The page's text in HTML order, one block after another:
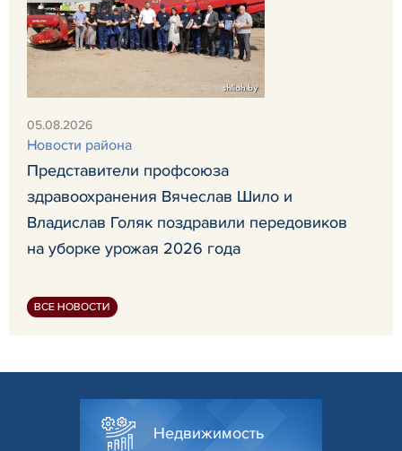
05.08.2026
Новости района
Представители профсоюза
здравоохранения Вячеслав Шило и
Владислав Голяк поздравили передовиков
на уборке урожая 2026 года
ВСЕ НОВОСТИ
Недвижимость